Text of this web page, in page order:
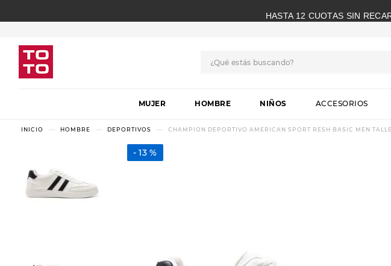
HASTA 12 CUOTAS SIN
MUJER HOMBRE NIÑOS ACCESORIOS
HOMBRE DEPORTIVOS CHAMPION DEPORTIVO AMERICAN SPORT RESH BASIC MEN
13 %
1.
botas
skechers
3.